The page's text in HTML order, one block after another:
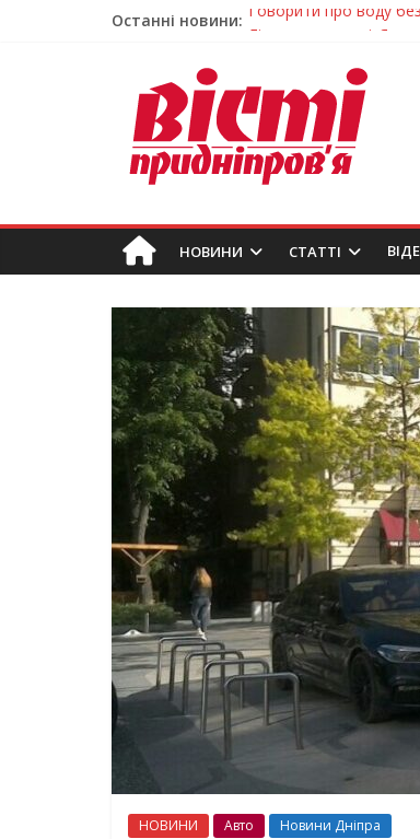
Останні новини: Лікар – на екрані: Як
Пошуки тривають: на
Ветерани
Говорити про воду без
НОВИНИ СТАТТІ
НОВИНИ Авто Новини Дніпра